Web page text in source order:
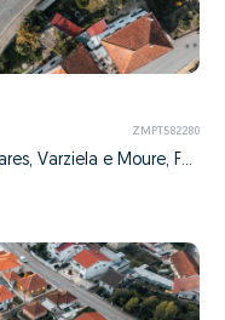
ZMPT582280
Margaride (Santa Eulália), Várzea, Lagares, Varziela e Moure, Felgueiras, Porto